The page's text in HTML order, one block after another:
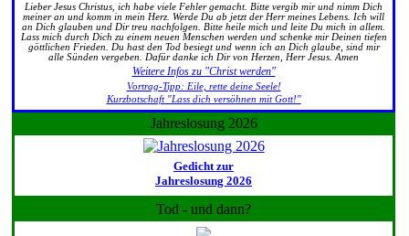
Lieber Jesus Christus, ich habe viele Fehler gemacht. Bitte vergib mir und nimm Dich
meiner an und komm in mein Herz. Werde Du ab jetzt der Herr meines Lebens. Ich will
an Dich glauben und Dir treu nachfolgen. Bitte heile mich und leite Du mich in allem.
Lass mich durch Dich zu einem neuen Menschen werden und schenke mir Deinen tiefen
göttlichen Frieden. Du hast den Tod besiegt und wenn ich an Dich glaube, sind mir
alle Sünden vergeben. Dafür danke ich Dir von Herzen, Herr Jesus. Amen
Weitere Infos zu "Christ werden"
Vortrag-Tipp: Eile, rette deine Seele!
Kurzbotschaft "Lass dich versöhnen mit Gott!"
Jahreslosung 2026
Gedicht zur
Jahreslosung 2026
Tod - und dann?